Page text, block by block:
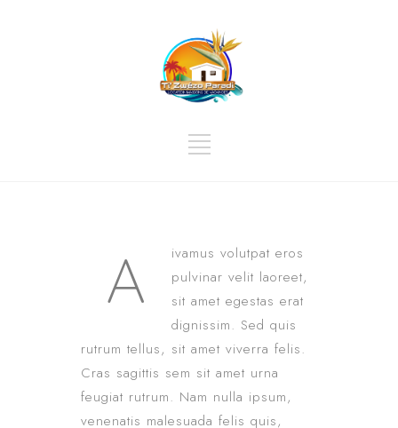
A
ivamus volutpat eros
pulvinar velit laoreet,
sit amet egestas erat
dignissim. Sed quis
rutrum tellus, sit amet viverra felis.
Cras sagittis sem sit amet urna
feugiat rutrum. Nam nulla ipsum,
venenatis malesuada felis quis,